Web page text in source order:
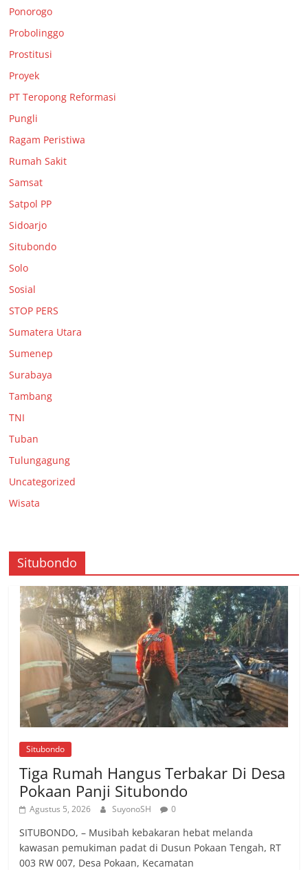
Ponorogo
Probolinggo
Prostitusi
Proyek
PT Teropong Reformasi
Pungli
Ragam Peristiwa
Rumah Sakit
Samsat
Satpol PP
Sidoarjo
Situbondo
Solo
Sosial
STOP PERS
Sumatera Utara
Sumenep
Surabaya
Tambang
TNI
Tuban
Tulungagung
Uncategorized
Wisata
Situbondo
Situbondo
Tiga Rumah Hangus Terbakar Di Desa
Pokaan Panji Situbondo
Agustus 5, 2026 SuyonoSH 0
SITUBONDO, – Musibah kebakaran hebat melanda
kawasan pemukiman padat di Dusun Pokaan Tengah, RT
003 RW 007, Desa Pokaan, Kecamatan